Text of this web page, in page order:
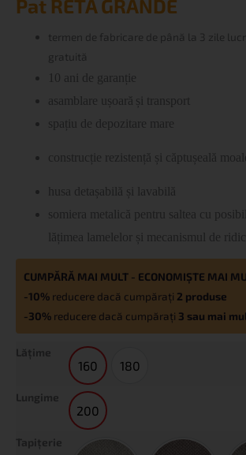
Pat RETA GRANDE
termen de fabricare de până la 3 zile
gratuită
10 ani de garanție
asamblare ușoară și transport
spațiu de depozitare mare
construcție rezistență și căptușeală
husa detașabilă și lavabilă
somiera
metalic ă pentru saltea cu
lățimea lamelelor și mecanismul de
CUMPĂRĂ MAI MULT - ECONOMIȘTE MAI
-10% reducere dacă cumpărați 2 produse
-30% reducere dacă cumpărați 3 sau mai
160
160 180
180
Lungime
200
200
RETA
GRANDE